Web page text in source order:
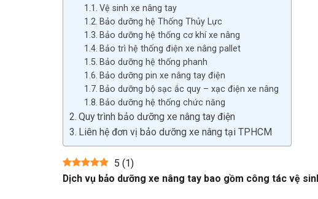
Vệ sinh xe nâng tay
Bảo dưỡng hệ Thống Thủy Lực
Bảo dưỡng hệ thống cơ khí xe nâng
Bảo trì hệ thống điện xe nâng pallet
Bảo dưỡng hệ thống phanh
Bảo dưỡng pin xe nâng tay điện
Bảo dưỡng bộ sạc ắc quy – xạc điện xe nâng
Bảo dưỡng hệ thống chức năng
Quy trình bảo dưỡng xe nâng tay điện
Liên hệ đơn vị bảo dưỡng xe nâng tại TPHCM
5 (1)
Dịch vụ bảo dưỡng xe nâng tay bao gồm công tác vệ